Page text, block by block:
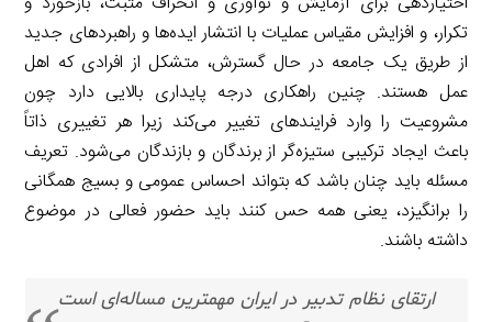
تکرار، و افزایش مقیاس عملیات با انتشار ایده‌ها و راهبردهای جدید
از طریق یک جامعه در حال گسترش، متشکل از افرادی که اهل
عمل هستند. چنین راهکاری درجه پایداری بالایی دارد چون
مشروعیت را وارد فرایندهای تغییر می‌کند زیرا هر تغییری ذاتاً
باعث ایجاد ترکیبی ستیزه‌گر از برندگان و بازندگان می‌شود. تعریف
مسئله باید چنان باشد که بتواند احساس عمومی و بسیج همگانی
را برانگیزد، یعنی همه حس کنند باید حضور فعالی در موضوع
داشته باشند.
ارتقای نظام تدبیر در ایران مهمترین مساله‌ای است